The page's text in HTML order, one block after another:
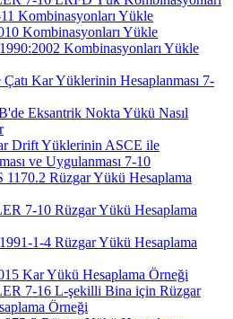
Kombinasyonları Yükle
Kombinasyonları Yükle
Kombinasyonları Yükle
Kar Yüklerinin Hesaplanması 7-
Eksantrik Nokta Yükü Nasıl
Drift Yüklerinin ASCE ile
ve Uygulanması 7-10
1170.2 Rüzgar Yükü Hesaplama
7-10 Rüzgar Yükü Hesaplama
1-4 Rüzgar Yükü Hesaplama
Kar Yükü Hesaplama Örneği
7-16 L-şekilli Bina için Rüzgar
Örneği